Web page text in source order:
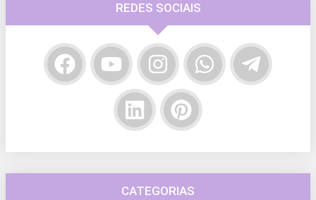
REDES SOCIAIS
CATEGORIAS